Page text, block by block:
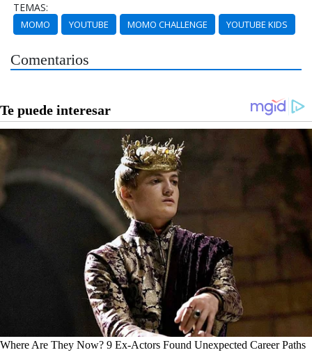
TEMAS:
MOMO YOUTUBE MOMO CHALLENGE YOUTUBE KIDS
Comentarios